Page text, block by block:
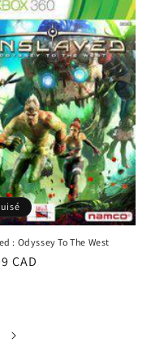
: Odyssey To The West
CAD